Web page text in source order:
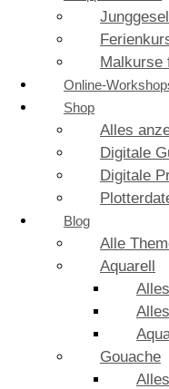
Malkurse
Online-
Shop
Alles
Digitale
Digitale
Blog
Alle
Aquarell
Gouache